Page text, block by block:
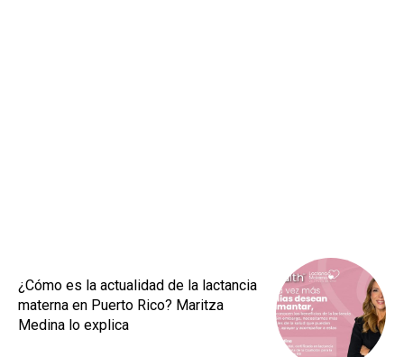
¿Cómo es la actualidad de la lactancia
materna en Puerto Rico? Maritza
Medina lo explica